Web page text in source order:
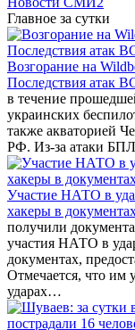
Главное за сутки
Возгорание на
Последствия атак
в течение
украинских
также акваторией
РФ. Из-за атаки
Участие НАТО в
хакеры в
получили
участия НАТО в
документах,
Отмечается, что им
ударах…